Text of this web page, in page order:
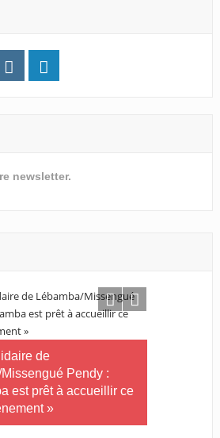
newsletter.
de
Pendy :
est prêt à accueillir ce
»